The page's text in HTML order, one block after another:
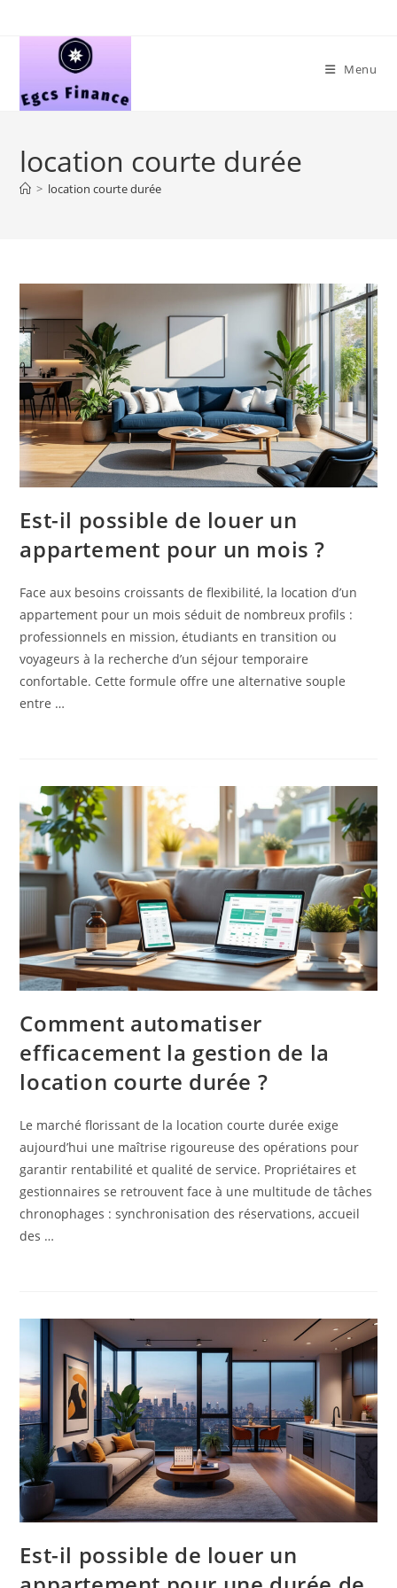
Menu
location courte durée
> location courte durée
Est-il possible de louer un
appartement pour un mois ?
Face aux besoins croissants de flexibilité, la location d’un
appartement pour un mois séduit de nombreux profils :
professionnels en mission, étudiants en transition ou
voyageurs à la recherche d’un séjour temporaire
confortable. Cette formule offre une alternative souple
entre …
Comment automatiser
efficacement la gestion de la
location courte durée ?
Le marché florissant de la location courte durée exige
aujourd’hui une maîtrise rigoureuse des opérations pour
garantir rentabilité et qualité de service. Propriétaires et
gestionnaires se retrouvent face à une multitude de tâches
chronophages : synchronisation des réservations, accueil
des …
Est-il possible de louer un